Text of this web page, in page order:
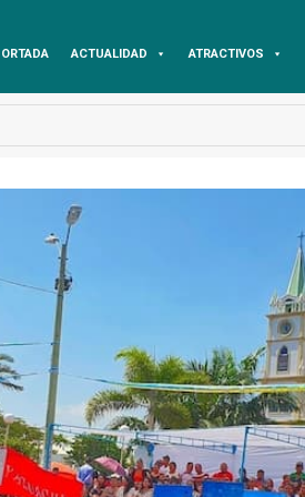
ACTUALIDAD ATRACTIVOS